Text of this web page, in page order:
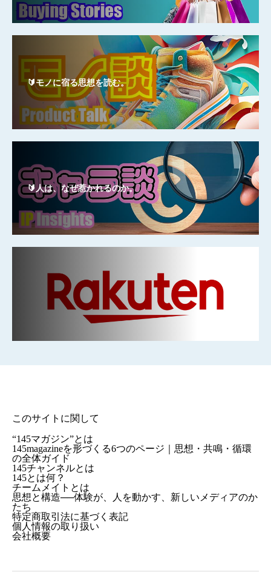
🔰モノに宿る思想を読む。
🔰人は、なぜ惹かれるのか。
このサイトに関して
“145マガジン”とは
145magazineを形づくる6つのページ｜思想・共鳴・循環
の全体ガイド
145チャンネルとは
145とは何？
チームメイトとは
思想と構造──体験が、人を動かす、新しいメディアのか
たち
特定商取引法に基づく表記
個人情報の取り扱い
会社概要